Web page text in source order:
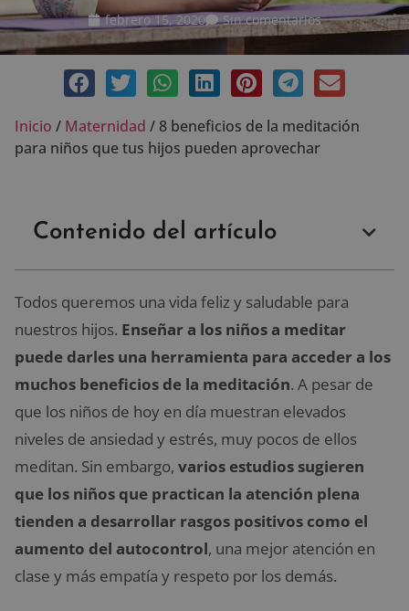
febrero 15, 2020 Sin comentarios
Inicio / Maternidad / 8 beneficios de la meditación
para niños que tus hijos pueden aprovechar
Contenido del artículo
Todos queremos una vida feliz y saludable para
nuestros hijos. Enseñar a los niños a meditar
puede darles una herramienta para acceder a los
muchos beneficios de la meditación. A pesar de
que los niños de hoy en día muestran elevados
niveles de ansiedad y estrés, muy pocos de ellos
meditan. Sin embargo, varios estudios sugieren
que los niños que practican la atención plena
tienden a desarrollar rasgos positivos como el
aumento del autocontrol, una mejor atención en
clase y más empatía y respeto por los demás.